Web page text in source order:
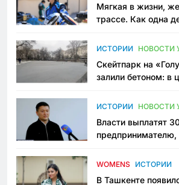
Мягкая в жизни,
трассе. Как одна
Узбекистане
ИСТОРИИ НОВОСТИ
Скейтпарк на
залили бетоном: в
пространство
ИСТОРИИ НОВОСТИ
Власти выплатят
предпринимателю,
приговору
WOMENS ИСТОРИИ
В Ташкенте